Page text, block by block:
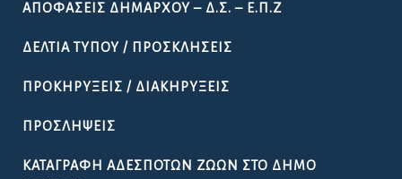
ΑΠΟΦΆΣΕΙΣ ΔΗΜΆΡΧΟΥ – Δ.Σ. – Ε.Π.Ζ
ΔΕΛΤΊΑ ΤΎΠΟΥ / ΠΡΟΣΚΛΉΣΕΙΣ
ΠΡΟΚΗΡΎΞΕΙΣ / ΔΙΑΚΗΡΎΞΕΙΣ
ΠΡΟΣΛΉΨΕΙΣ
ΚΑΤΑΓΡΑΦΉ ΑΔΈΣΠΟΤΩΝ ΖΏΩΝ ΣΤΟ ΔΉΜΟ